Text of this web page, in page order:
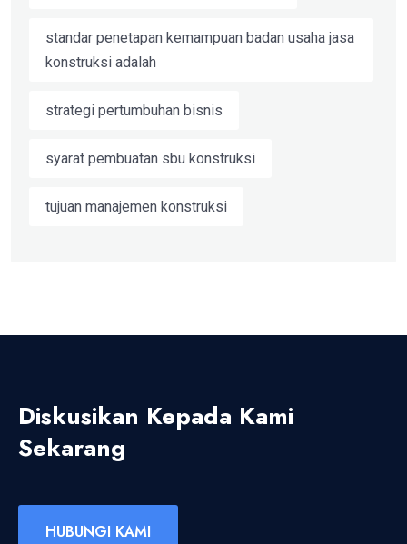
standar penetapan kemampuan badan usaha jasa
konstruksi adalah
strategi pertumbuhan bisnis
syarat pembuatan sbu konstruksi
tujuan manajemen konstruksi
Diskusikan Kepada Kami
Sekarang
HUBUNGI KAMI